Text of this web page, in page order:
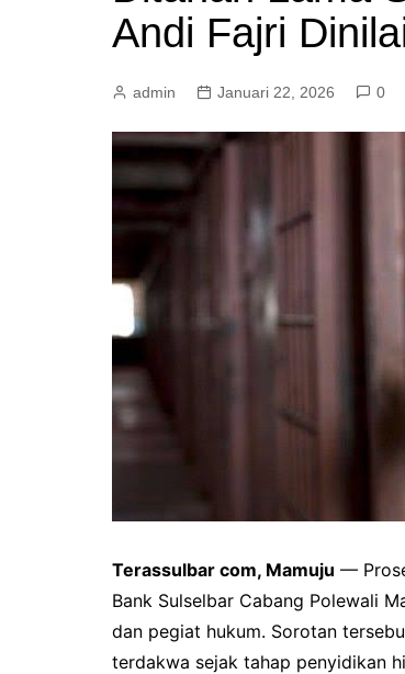
Mamasa
Andi Fajri
admin Januari 22, 2026 0
Terassulbar com, Mamuju —
Bank Sulselbar Cabang Polewali
dan pegiat hukum. Sorotan
terdakwa sejak tahap penyidikan